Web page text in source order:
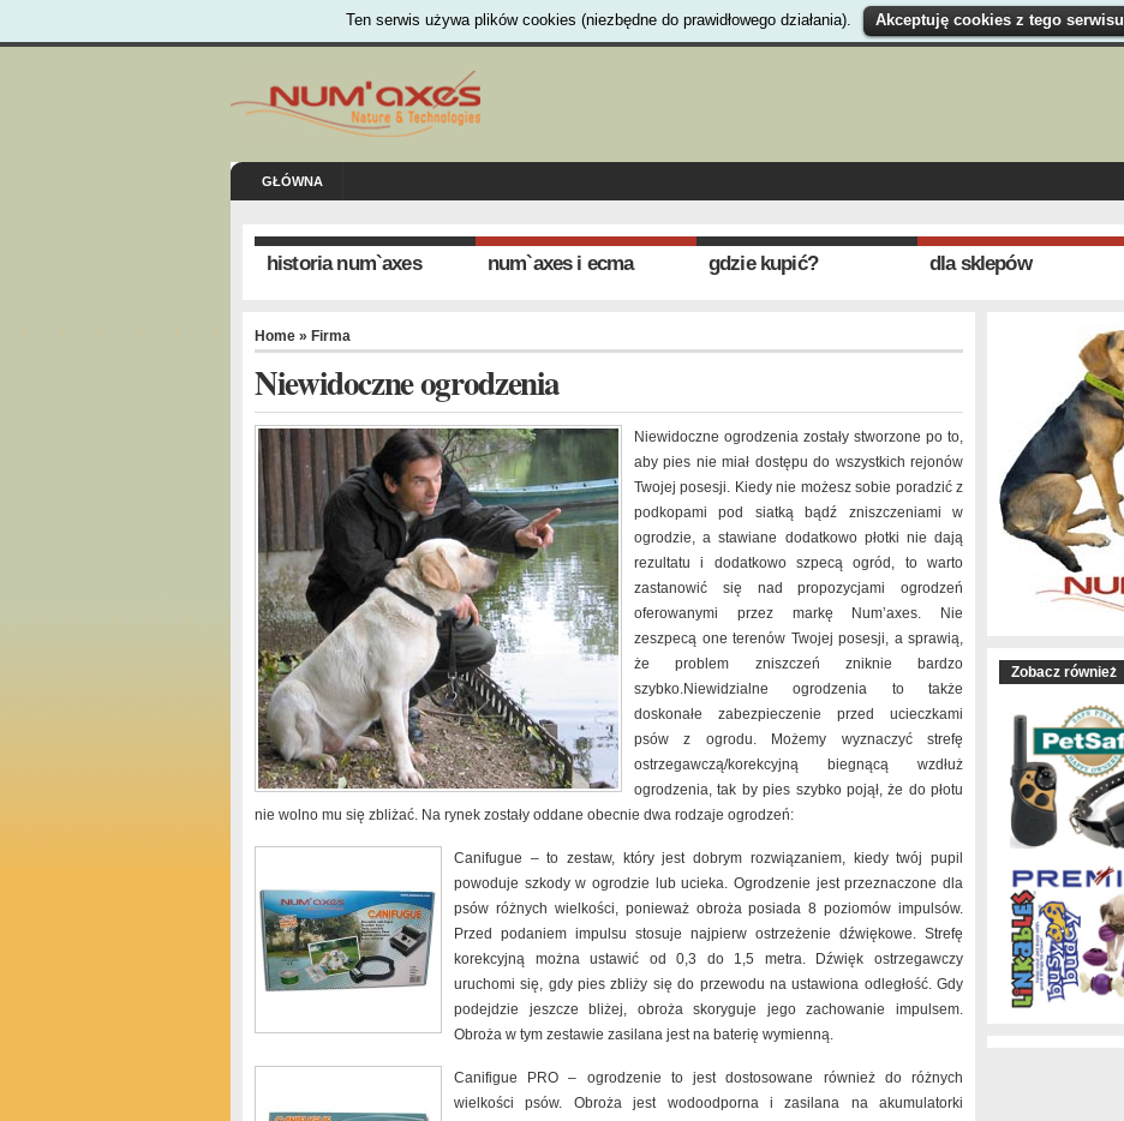
Ten serwis używa plików cookies (niezbędne do prawidłowego działania). Akceptuję cookies z tego serwisu
GŁÓWNA
historia num`axes num`axes i ecma gdzie kupić? dla sklepów
Home » Firma
Niewidoczne ogrodzenia
Niewidoczne ogrodzenia zostały stworzone po to,
aby pies nie miał dostępu do wszystkich rejonów
Twojej posesji. Kiedy nie możesz sobie poradzić z
podkopami pod siatką bądź zniszczeniami w
ogrodzie, a stawiane dodatkowo płotki nie dają
rezultatu i dodatkowo szpecą ogród, to warto
zastanowić się nad propozycjami ogrodzeń
oferowanymi przez markę Num’axes. Nie
zeszpecą one terenów Twojej posesji, a sprawią,
że problem zniszczeń zniknie bardzo
szybko.Niewidzialne ogrodzenia to także
doskonałe zabezpieczenie przed ucieczkami
psów z ogrodu. Możemy wyznaczyć strefę
ostrzegawczą/korekcyjną biegnącą wzdłuż
ogrodzenia, tak by pies szybko pojął, że do płotu
nie wolno mu się zbliżać. Na rynek zostały oddane obecnie dwa rodzaje ogrodzeń:
Canifugue – to zestaw, który jest dobrym rozwiązaniem, kiedy twój pupil
powoduje szkody w ogrodzie lub ucieka. Ogrodzenie jest przeznaczone dla
psów różnych wielkości, ponieważ obroża posiada 8 poziomów impulsów.
Przed podaniem impulsu stosuje najpierw ostrzeżenie dźwiękowe. Strefę
korekcyjną można ustawić od 0,3 do 1,5 metra. Dźwięk ostrzegawczy
uruchomi się, gdy pies zbliży się do przewodu na ustawiona odległość. Gdy
podejdzie jeszcze bliżej, obroża skoryguje jego zachowanie impulsem.
Obroża w tym zestawie zasilana jest na baterię wymienną.
Canifigue PRO – ogrodzenie to jest dostosowane również do różnych
wielkości psów. Obroża jest wodoodporna i zasilana na akumulatorki
Zobacz również